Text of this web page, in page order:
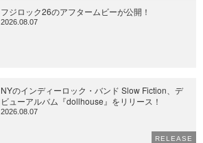
フジロック26のアフタームビーが公開！
2026.08.07
NYのインディーロック・バンド Slow Fiction、デ
ビューアルバム『dollhouse』をリリース！
2026.08.07
RELEASE